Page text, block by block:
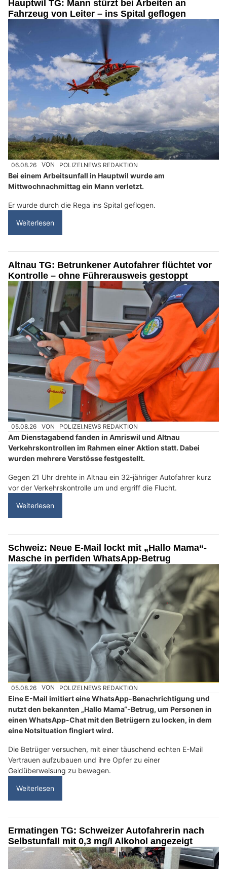
Hauptwil TG: Mann stürzt bei Arbeiten an
Fahrzeug von Leiter – ins Spital geflogen
06.08.26 VON POLIZEI.NEWS REDAKTION
Bei einem Arbeitsunfall in Hauptwil wurde am
Mittwochnachmittag ein Mann verletzt.
Er wurde durch die Rega ins Spital geflogen.
Weiterlesen
Altnau TG: Betrunkener Autofahrer flüchtet vor
Kontrolle – ohne Führerausweis gestoppt
05.08.26 VON POLIZEI.NEWS REDAKTION
Am Dienstagabend fanden in Amriswil und Altnau
Verkehrskontrollen im Rahmen einer Aktion statt. Dabei
wurden mehrere Verstösse festgestellt.
Gegen 21 Uhr drehte in Altnau ein 32-jähriger Autofahrer kurz
vor der Verkehrskontrolle um und ergriff die Flucht.
Weiterlesen
Schweiz: Neue E-Mail lockt mit „Hallo Mama“-
Masche in perfiden WhatsApp-Betrug
05.08.26 VON POLIZEI.NEWS REDAKTION
Eine E-Mail imitiert eine WhatsApp-Benachrichtigung und
nutzt den bekannten „Hallo Mama“-Betrug, um Personen in
einen WhatsApp-Chat mit den Betrügern zu locken, in dem
eine Notsituation fingiert wird.
Die Betrüger versuchen, mit einer täuschend echten E-Mail
Vertrauen aufzubauen und ihre Opfer zu einer
Geldüberweisung zu bewegen.
Weiterlesen
Ermatingen TG: Schweizer Autofahrerin nach
Selbstunfall mit 0,3 mg/l Alkohol angezeigt